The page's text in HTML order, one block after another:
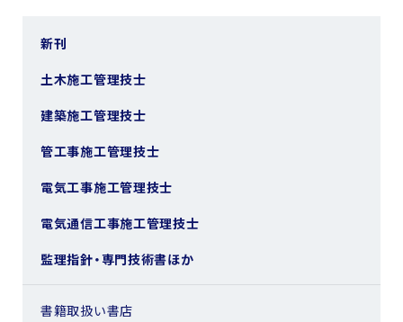
新刊
土木施工管理技士
建築施工管理技士
管工事施工管理技士
電気工事施工管理技士
電気通信工事施工管理技士
監理指針・専門技術書ほか
書籍取扱い書店